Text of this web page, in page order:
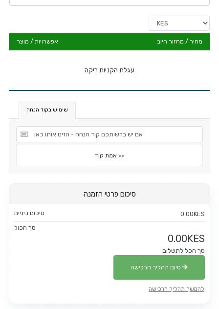
אפשרויות / מוצר מחיר / מחזור חיוב
עגלת הקניות ריקה
שימוש בקוד הנחה
אמת קוד >>
סיכום פרטי הזמנה
סיכום ביניים
0.00KES
סך הכול
0.00KES
סך הכל לתשלום
להמשך תהליך הרכישה